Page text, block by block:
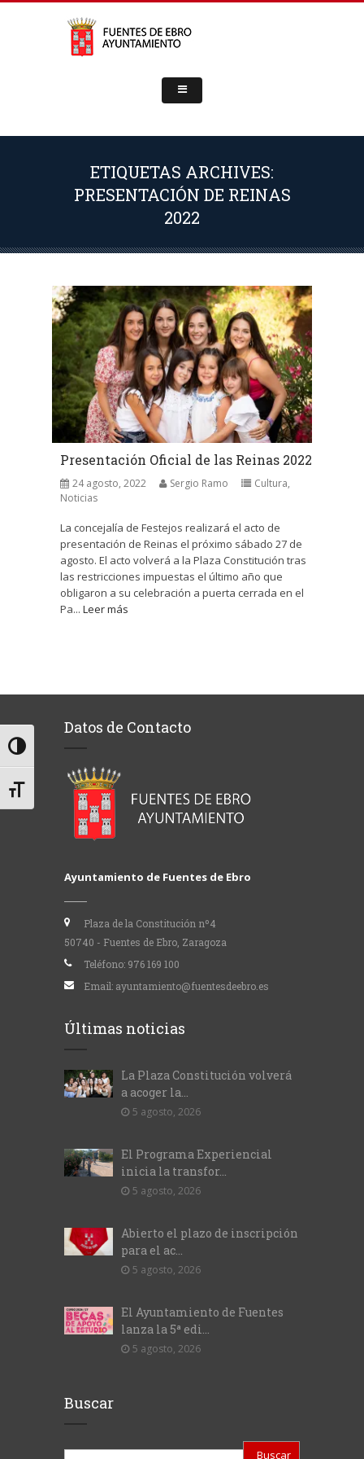
Alternar alto contraste
Alternar tamaño de letra
ETIQUETAS ARCHIVES:
PRESENTACIÓN DE REINAS
2022
Presentación Oficial de las Reinas 2022
24 agosto, 2022 Sergio Ramo Cultura,
Noticias
La concejalía de Festejos realizará el acto de
presentación de Reinas el próximo sábado 27 de
agosto. El acto volverá a la Plaza Constitución tras
las restricciones impuestas el último año que
obligaron a su celebración a puerta cerrada en el
Pa... Leer más
Datos de Contacto
Ayuntamiento de Fuentes de Ebro
Plaza de la Constitución nº4
50740 - Fuentes de Ebro, Zaragoza
Teléfono: 976 169 100
Email: ayuntamiento@fuentesdeebro.es
Últimas noticias
La Plaza Constitución volverá
a acoger la...
5 agosto, 2026
El Programa Experiencial
inicia la transfor...
5 agosto, 2026
Abierto el plazo de inscripción
para el ac...
5 agosto, 2026
El Ayuntamiento de Fuentes
lanza la 5ª edi...
5 agosto, 2026
Buscar
Buscar